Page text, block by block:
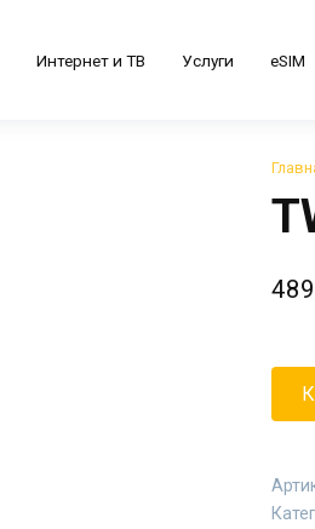
Интернет и ТВ Услуги eSIM